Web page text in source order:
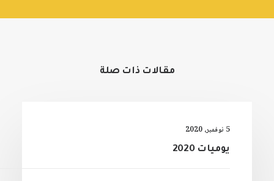
مقالات ذات صلة
5 نوفمبر، 2020
يوميات 2020